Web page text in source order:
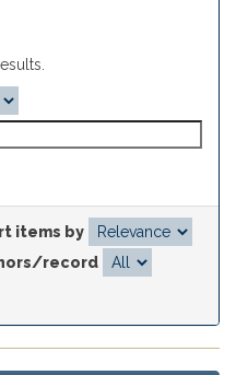
items by
record